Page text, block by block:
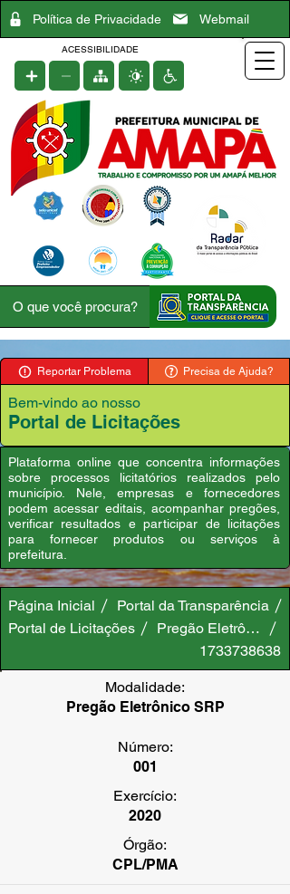
Política de Privacidade Webmail
ACESSIBILIDADE
Reportar Problema Precisa de Ajuda?
Bem-vindo ao nosso
Portal de Licitações
Plataforma online que concentra informações
sobre processos licitatórios realizados pelo
município. Nele, empresas e fornecedores
podem acessar editais, acompanhar pregões,
verificar resultados e participar de licitações
para fornecer produtos ou serviços à
prefeitura.
Página Inicial
Portal da Transparência
Portal de Licitações
Pregão Eletrônico SRP
1733738638
Modalidade:
Pregão Eletrônico SRP
Número:
001
Exercício:
2020
Órgão:
CPL/PMA